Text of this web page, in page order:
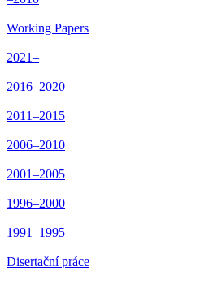
Working Papers
2021–
2016–2020
2011–2015
2006–2010
2001–2005
1996–2000
1991–1995
Disertační práce